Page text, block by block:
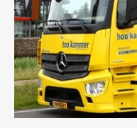
- Перевозка
быстрый и
легковых
город.
- Наша транспортная
машин автовозом,
учетом всех